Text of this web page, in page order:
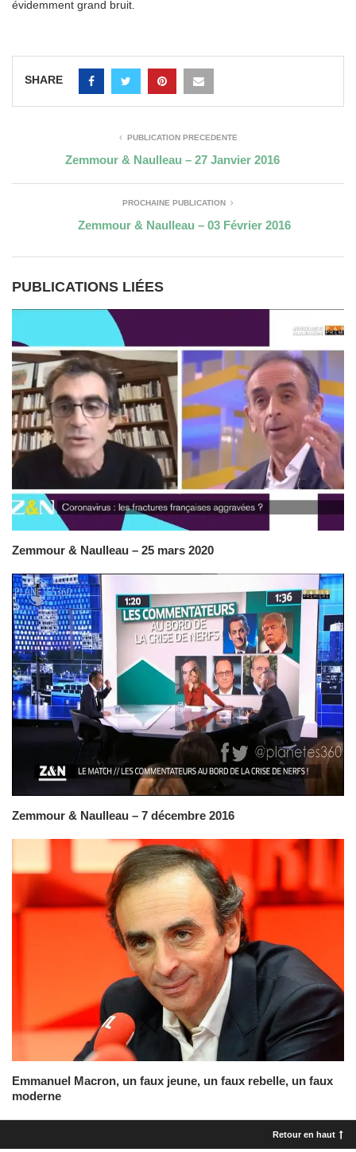
évidemment grand bruit.
SHARE
PUBLICATION PRÉCÉDENTE
Zemmour & Naulleau – 27 Janvier 2016
PROCHAINE PUBLICATION
Zemmour & Naulleau – 03 Février 2016
PUBLICATIONS LIÉES
Zemmour & Naulleau – 25 mars 2020
Zemmour & Naulleau – 7 décembre 2016
Emmanuel Macron, un faux jeune, un faux rebelle, un faux
moderne
Retour en haut